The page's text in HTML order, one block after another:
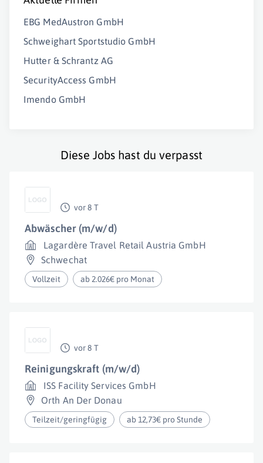
EBG MedAustron GmbH
Schweighart Sportstudio GmbH
Hutter & Schrantz AG
SecurityAccess GmbH
Imendo GmbH
Diese Jobs hast du verpasst
vor 8 T
Abwäscher (m/w/d)
Lagardère Travel Retail Austria GmbH
Schwechat
Vollzeit ab 2.026€ pro Monat
vor 8 T
Reinigungskraft (m/w/d)
ISS Facility Services GmbH
Orth An Der Donau
Teilzeit/geringfügig ab 12,73€ pro Stunde